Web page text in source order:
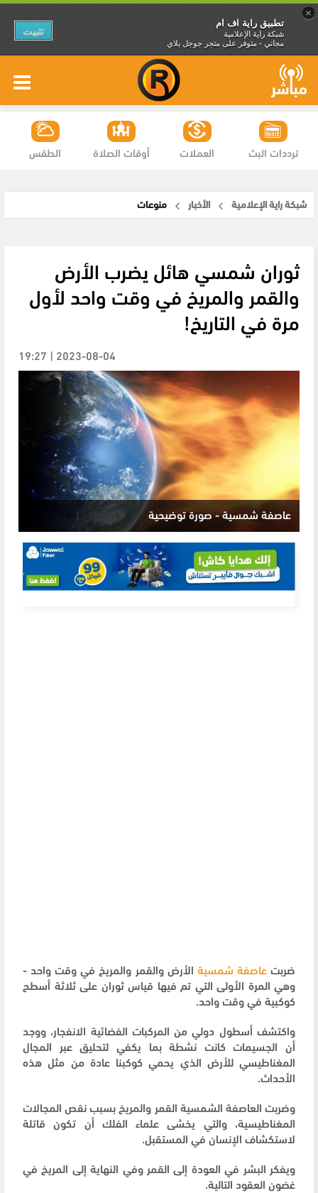
×
تطبيق راية اف ام
شبكة راية الإعلامية
مجاني - متوفر على متجر جوجل بلاي
تثبيت
الطقس أوقات الصلاة العملات ترددات البث
شبكة راية الإعلامية الأخبار منوعات
ثوران شمسي هائل يضرب الأرض
والقمر والمريخ في وقت واحد لأول
مرة في التاريخ!
2023-08-04 | 19:27
عاصفة شمسية - صورة توضيحية
ضربتعاصفة شمسية الأرض والقمر والمريخ في وقت واحد -
وهي المرة الأولى التي تم فيها قياس ثوران على ثلاثة أسطح
كوكبية في وقت واحد.
واكتشف أسطول دولي من المركبات الفضائية الانفجار، ووجد
أن الجسيمات كانت نشطة بما يكفي لتحليق عبر المجال
المغناطيسي للأرض الذي يحمي كوكبنا عادة من مثل هذه
الأحداث.
وضربت العاصفة الشمسية القمر والمريخ بسبب نقص المجالات
المغناطيسية، والتي يخشى علماء الفلك أن تكون قاتلة
لاستكشاف الإنسان في المستقبل.
ويفكر البشر في العودة إلى القمر وفي النهاية إلى المريخ في
غضون العقود التالية.